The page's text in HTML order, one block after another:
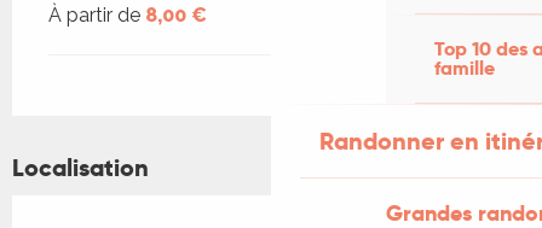
Top 10 des
famille
Randonner en
Grandes
À partir de 8,00 €
Localisation